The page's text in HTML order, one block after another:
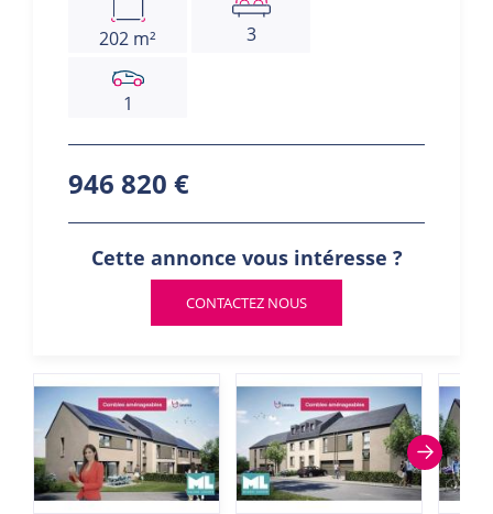
202 m² 3
1
946 820 €
Cette annonce vous intéresse ?
CONTACTEZ NOUS